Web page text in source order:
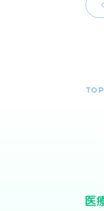
TOP